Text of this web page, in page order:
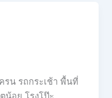
รน รถกระเช้า พื้นที่